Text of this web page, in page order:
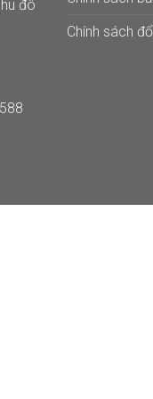
đô
Chính sách